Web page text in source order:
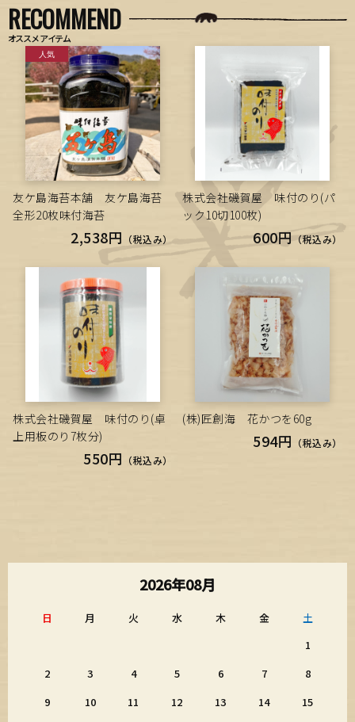
RECOMMEND
オススメアイテム
友ケ島海苔本舗 友ケ島海苔
全形20枚味付海苔
2,538円 （税込み）
株式会社磯賀屋 味付のり(パ
ック10切100枚)
600円 （税込み）
株式会社磯賀屋 味付のり(卓
上用板のり7枚分)
550円 （税込み）
(株)匠創海 花かつを60g
594円 （税込み）
2026年08月
日 月 火 水 木 金
土
1
2
3 4 5 6 7
8
9
10 11 12 13 14
15